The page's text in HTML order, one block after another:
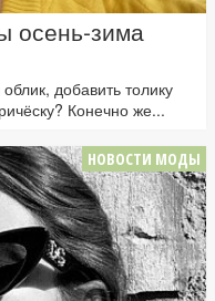
осень-зима
добавить толику
Конечно же...
НОВОСТИ МОДЫ